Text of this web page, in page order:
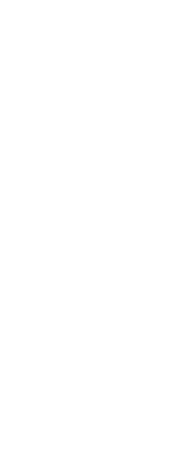
LYP9ZWNmA8/ip/
LYP9ZWNmA8/ip/
ip/
ip/0.0.0.0/